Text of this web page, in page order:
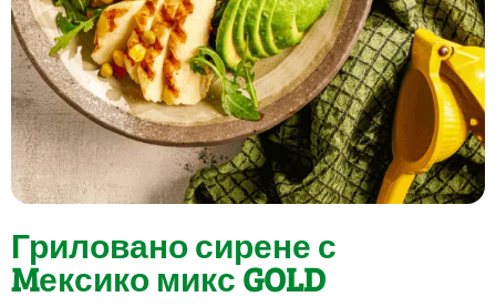
Гриловано сирене с
Mексико микс GOLD